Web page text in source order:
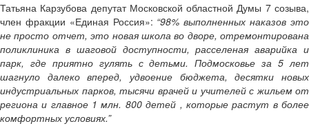
Татьяна Карзубова депутат Московской областной Думы 7 созыва,
член фракции «Единая Россия»: “98% выполненных наказов это
не просто отчет, это новая школа во дворе, отремонтирована
поликлиника в шаговой доступности, расселеная аварийка и
парк, где приятно гулять с детьми. Подмосковье за 5 лет
шагнуло далеко вперед, удвоение бюджета, десятки новых
индустриальных парков, тысячи врачей и учителей с жильем от
региона и главное 1 млн. 800 детей , которые растут в более
комфортных условиях.”